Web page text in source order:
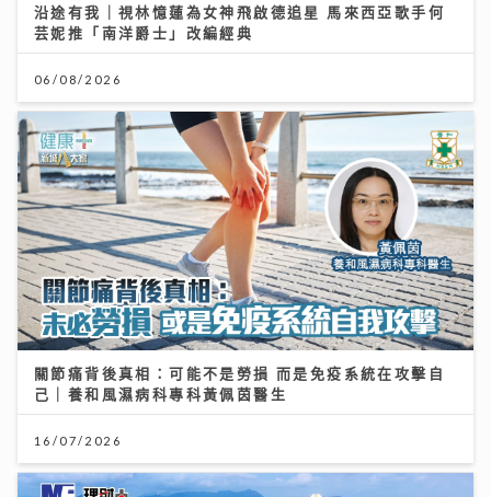
沿途有我｜視林憶蓮為女神飛啟德追星 馬來西亞歌手何
芸妮推「南洋爵士」改編經典
06/08/2026
關節痛背後真相：可能不是勞損 而是免疫系統在攻擊自
己｜養和風濕病科專科黃佩茵醫生
16/07/2026